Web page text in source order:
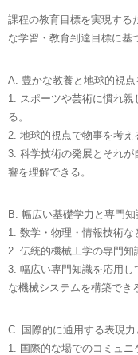
課程の教育目標を実現する
な学習・教育到達目標に基
A. 豊かな教養と地球的視点
1. スポーツや芸術に慣れ親
る。
2. 地球的視点で物事を考え
3. 科学技術の発展とそれ
響を理解できる。
B. 幅広い基礎学力と専門知
1. 数学・物理・情報技術な
2. 伝統的機械工学の専門知
3. 幅広い専門知識を応用
な機械システムを構築でき
C. 国際的に通用する表現力
1. 国際的な場でのコミュニ